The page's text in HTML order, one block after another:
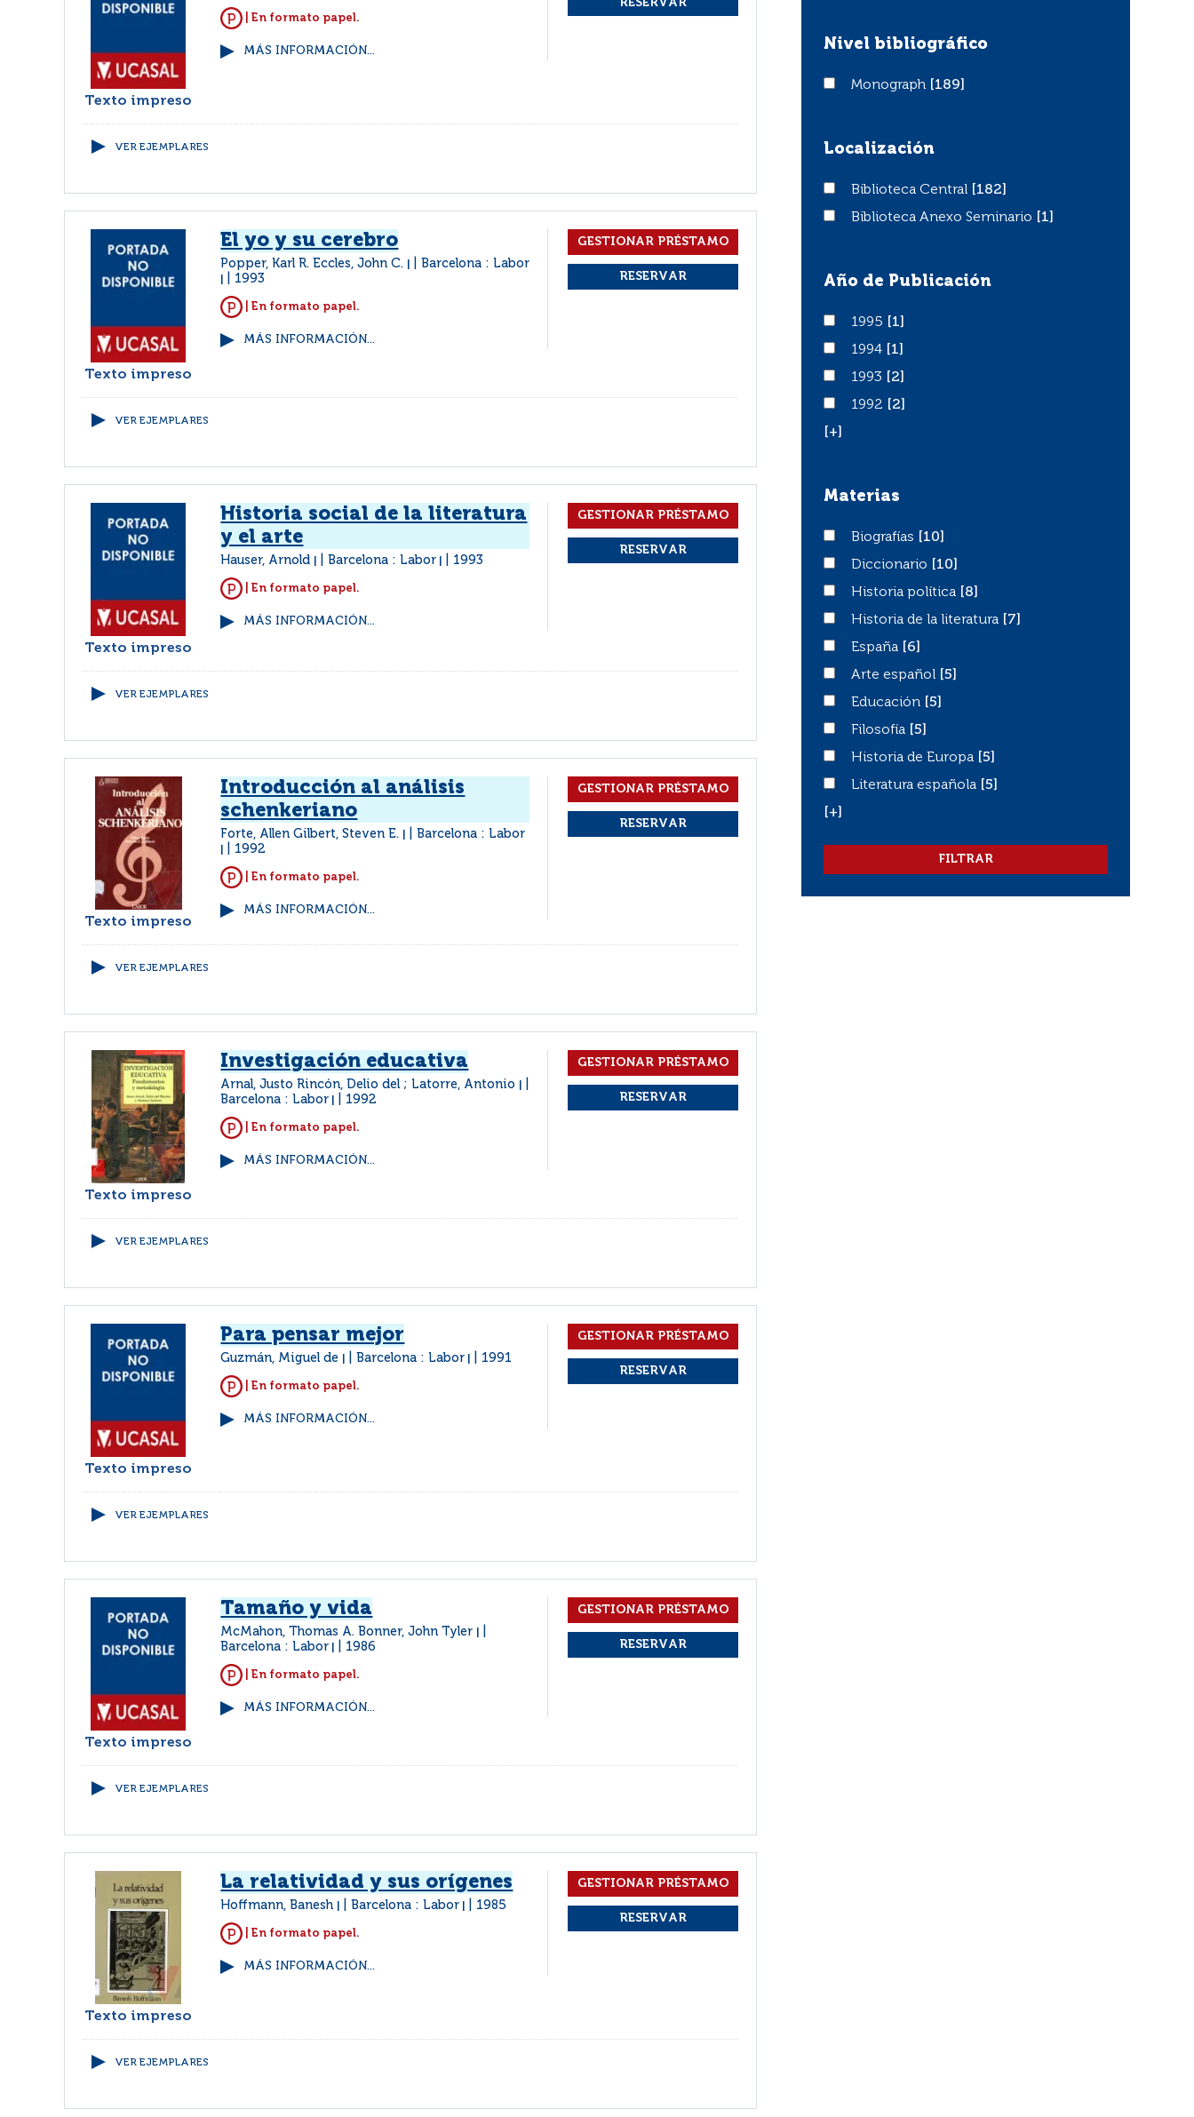
Texto impreso
| En formato papel.
MÁS INFORMACIÓN...
VER EJEMPLARES
Texto impreso
El yo y su cerebro
Popper, Karl R. Eccles, John C. Barcelona : Labor
1993
| En formato papel.
MÁS INFORMACIÓN...
VER EJEMPLARES
Texto impreso
Historia social de la literatura
y el arte
Hauser, Arnold Barcelona : Labor 1993
| En formato papel.
MÁS INFORMACIÓN...
VER EJEMPLARES
Texto impreso
Introducción al análisis
schenkeriano
Forte, Allen Gilbert, Steven E. Barcelona : Labor
1992
| En formato papel.
MÁS INFORMACIÓN...
VER EJEMPLARES
Texto impreso
Investigación educativa
Arnal, Justo Rincón, Delio del ; Latorre, Antonio
Barcelona : Labor 1992
| En formato papel.
MÁS INFORMACIÓN...
VER EJEMPLARES
Texto impreso
Para pensar mejor
Guzmán, Miguel de Barcelona : Labor 1991
| En formato papel.
MÁS INFORMACIÓN...
VER EJEMPLARES
Texto impreso
Tamaño y vida
McMahon, Thomas A. Bonner, John Tyler
Barcelona : Labor 1986
| En formato papel.
MÁS INFORMACIÓN...
VER EJEMPLARES
Texto impreso
La relatividad y sus orígenes
Hoffmann, Banesh Barcelona : Labor 1985
| En formato papel.
MÁS INFORMACIÓN...
VER EJEMPLARES
Nivel bibliográfico
Monograph
Monograph [189]
Localización
Biblioteca Central
Biblioteca Central
[182]
Biblioteca Anexo Seminario
Biblioteca Anexo Seminario [1]
Año de Publicación
19951995
[1]
19941994
[1]
19931993
[2]
19921992
[2]
[+]
Materias
Biografías
Biografías
[10]
Diccionario
Diccionario
[10]
Historia política
Historia política
[8]
Historia de la literatura
Historia de la literatura
[7]
EspañaEspaña
[6]
Arte español
Arte español
[5]
Educación
Educación
[5]
FilosofíaFilosofía
[5]
Historia de Europa
Historia de Europa
[5]
Literatura española
Literatura española
[5]
[+]